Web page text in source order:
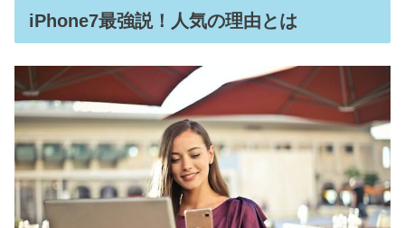
iPhone7最強説！人気の理由とは